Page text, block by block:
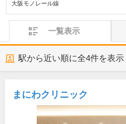
大阪モノレール線
一覧表示
駅から近い順に全4件を表示
まにわクリニック